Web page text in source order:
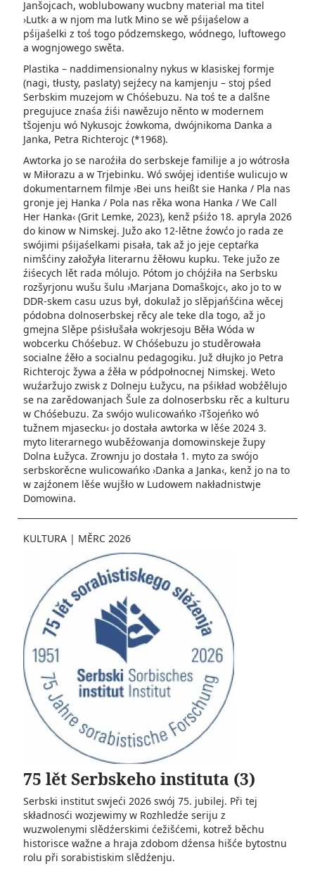
Janšojcach, woblubowany wucbny material ma titel
›Lutk‹ a w njom ma lutk Mino se wě pśijaśelow a
pśijaśelki z toś togo pódzemskego, wódnego, luftowego
a wognjowego swěta.
Plastika – naddimensionalny nykus w klasiskej formje
(nagi, tłusty, paslaty) sejźecy na kamjenju – stoj pśed
Serbskim muzejom w Chóśebuzu. Na toś te a dalšne
pregujuce znaśa źiśi nawězujo něnto w modernem
tšojenju wó Nykusojc źowkoma, dwójnikoma Danka a
Janka, Petra Richterojc (*1968).
Awtorka jo se naroźiła do serbskeje familije a jo wótrosła
w Miłorazu a w Trjebinku. Wó swójej identiśe wulicujo w
dokumentarnem filmje ›Bei uns heißt sie Hanka / Pla nas
gronje jej Hanka / Pola nas rěka wona Hanka / We Call
Her Hanka‹ (Grit Lemke, 2023), kenž pśiźo 18. apryla 2026
do kinow w Nimskej. Južo ako 12-lětne źowćo jo rada ze
swójimi pśijaśelkami pisała, tak až jo jeje ceptaŕka
nimšćiny załožyła literarnu źěłowu kupku. Teke južo ze
źiśecych lět rada mólujo. Pótom jo chójźiła na Serbsku
rozšyrjonu wušu šulu ›Marjana Domaškojc‹, ako jo to w
DDR-skem casu uzus był, dokulaž jo slěpjańšćina wěcej
pódobna dolnoserbskej rěcy ale teke dla togo, až jo
gmejna Slěpe pśisłušała wokrjesoju Běła Wóda w
wobcerku Chóśebuz. W Chóśebuzu jo studěrowała
socialne źěło a socialnu pedagogiku. Juž dłujko jo Petra
Richterojc žywa a źěła w pódpołnocnej Nimskej. Weto
wuźaržujo zwisk z Dolneju Łužycu, na pśikład wobźělujo
se na zarědowanjach Šule za dolnoserbsku rěc a kulturu
w Chóśebuzu. Za swójo wulicowańko ›Tšojeńko wó
tužnem mjasecku‹ jo dostała awtorka w lěśe 2024 3.
myto literarnego wuběźowanja domowinskeje župy
Dolna Łužyca. Zrownju jo dostała 1. myto za swójo
serbskorěcne wulicowańko ›Danka a Janka‹, kenž jo na to
w zajźonem lěśe wujšło w Ludowem nakładnistwje
Domowina.
KULTURA | MĚRC 2026
75 lět Serbskeho instituta (3)
Serbski institut swjeći 2026 swój 75. jubilej. Při tej
składnosći wozjewimy w Rozhledźe seriju z
wuzwolenymi slědźerskimi ćežišćemi, kotrež běchu
historisce wažne a hraja zdobom dźensa hišće bytostnu
rolu při sorabistiskim slědźenju.